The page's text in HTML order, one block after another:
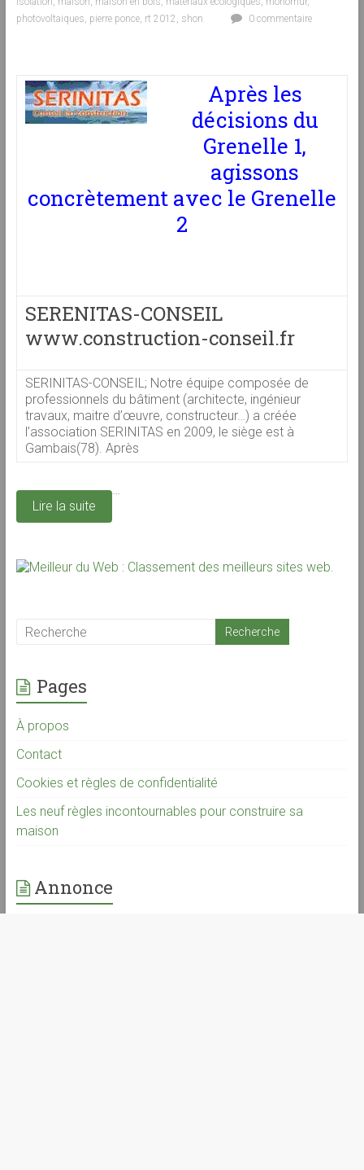
photovoltaiques, pierre ponce, rt 2012 , shon 0 commentaire
Après les
décisions du
Grenelle 1,
agissons
concrètement avec le Grenelle
2
SERENITAS-CONSEIL
www.construction-conseil.fr
SERINITAS-CONSEIL; Notre équipe composée de
professionnels du bâtiment (architecte, ingénieur
travaux, maitre d’œuvre, constructeur…) a créée
l’association SERINITAS en 2009, le siège est à
Gambais(78). Après
…
Lire la suite
Pages
À propos
Contact
Cookies et règles de confidentialité
Les neuf règles incontournables pour construire sa
maison
Annonce